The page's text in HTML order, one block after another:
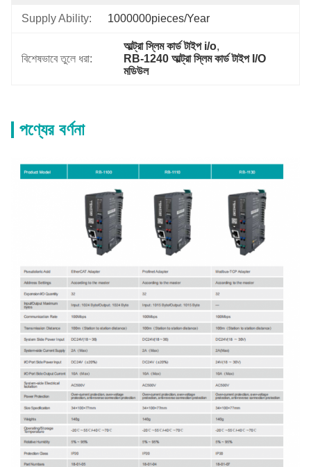
Supply Ability: 1000000pieces/Year
বিশেষভাবে তুলে ধরা:
আল্ট্রা স্লিম কার্ড টাইপ i/o,
RB-1240 আল্ট্রা স্লিম কার্ড টাইপ I/O
মডিউল
পণ্যের বর্ণনা